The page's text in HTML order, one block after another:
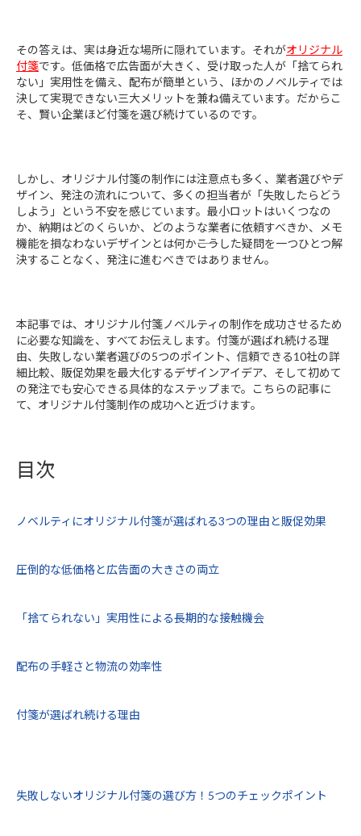
その答えは、実は身近な場所に隠れています。それがオリジナル
付箋です。低価格で広告面が大きく、受け取った人が「捨てられ
ない」実用性を備え、配布が簡単という、ほかのノベルティでは
決して実現できない三大メリットを兼ね備えています。だからこ
そ、賢い企業ほど付箋を選び続けているのです。
しかし、オリジナル付箋の制作には注意点も多く、業者選びやデ
ザイン、発注の流れについて、多くの担当者が「失敗したらどう
しよう」という不安を感じています。最小ロットはいくつなの
か、納期はどのくらいか、どのような業者に依頼すべきか、メモ
機能を損なわないデザインとは何か――こうした疑問を一つひとつ解
決することなく、発注に進むべきではありません。
本記事では、オリジナル付箋ノベルティの制作を成功させるため
に必要な知識を、すべてお伝えします。付箋が選ばれ続ける理
由、失敗しない業者選びの5つのポイント、信頼できる10社の詳
細比較、販促効果を最大化するデザインアイデア、そして初めて
の発注でも安心できる具体的なステップまで。こちらの記事に
て、オリジナル付箋制作の成功へと近づけます。
目次
ノベルティにオリジナル付箋が選ばれる3つの理由と販促効果
圧倒的な低価格と広告面の大きさの両立
「捨てられない」実用性による長期的な接触機会
配布の手軽さと物流の効率性
付箋が選ばれ続ける理由
失敗しないオリジナル付箋の選び方！5つのチェックポイント